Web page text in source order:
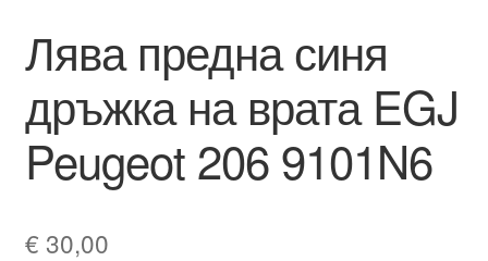
Разгледайте
Транспорт
Лява предна синя
дръжка на врата EGJ
Peugeot 206 9101N6
€ 30,00